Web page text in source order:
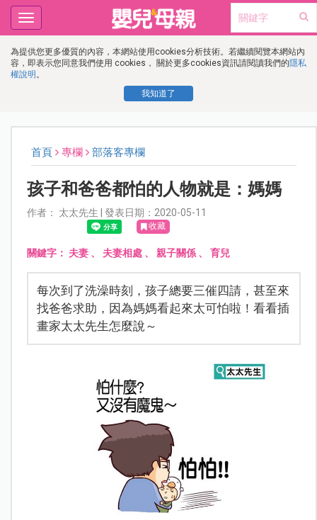
為提供您更多優質的內容，本網站使用cookies分析技術。若繼續閱覽本網站內
容，即表示您同意我們使用 cookies， 關於更多cookies資訊請閱讀我們的隱私
權說明 。
我知道了
Toggle
navigation
首頁 專欄 部落客專欄
孩子和爸爸都怕的人物就是：媽媽
作者： 太太先生 | 發表日期：2020-05-11
收藏
關鍵字： 夫妻、 夫妻相處、 親子關係、 育兒
每次到了洗澡時刻，孩子總要三催四請，甚至來
找爸爸求助，因為媽媽看起來太可怕啦！看看插
畫家太太先生怎麼說～